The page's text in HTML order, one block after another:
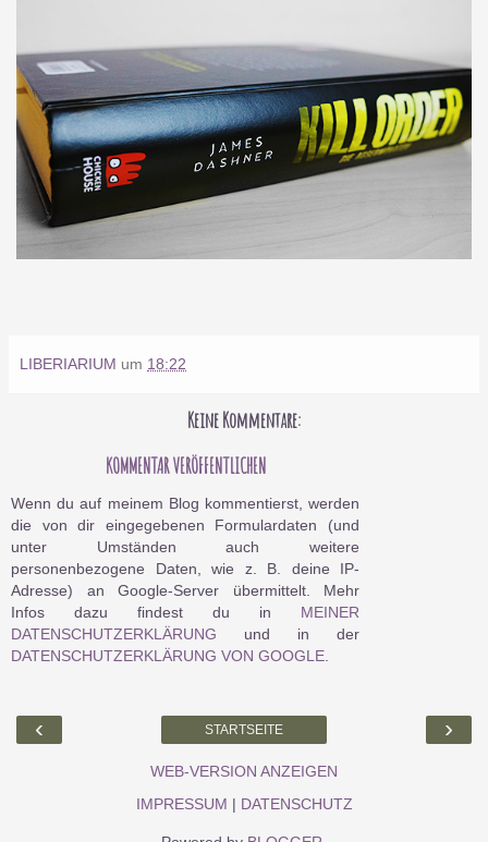
LIBERIARIUM um 18:22
Keine Kommentare:
KOMMENTAR VERÖFFENTLICHEN
Wenn du auf meinem Blog kommentierst, werden
die von dir eingegebenen Formulardaten (und
unter Umständen auch weitere
personenbezogene Daten, wie z. B. deine IP-
Adresse) an Google-Server übermittelt. Mehr
Infos dazu findest du in MEINER
DATENSCHUTZERKLÄRUNG und in der
DATENSCHUTZERKLÄRUNG VON GOOGLE.
‹ ›
STARTSEITE
WEB-VERSION ANZEIGEN
IMPRESSUM | DATENSCHUTZ